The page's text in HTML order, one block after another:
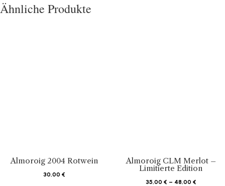
Ähnliche Produkte
Almoroig 2004 Rotwein
30,00 €
Almoroig CLM Merlot –
Limitierte Edition
35,00 € – 48,00 €